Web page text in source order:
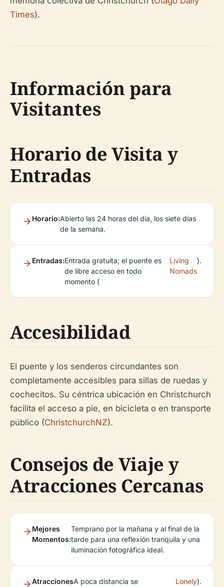
Times).
Información para
Visitantes
Horario de Visita y
Entradas
Horario:Abierto las 24 horas del día, los siete días
de la semana.
Entradas:Entrada gratuita; el puente es
de libre acceso en todo
momento (
Living
Nomads
).
Accesibilidad
El puente y los senderos circundantes son
completamente accesibles para sillas de ruedas y
cochecitos. Su céntrica ubicación en Christchurch
facilita el acceso a pie, en bicicleta o en transporte
público (ChristchurchNZ).
Consejos de Viaje y
Atracciones Cercanas
Mejores
Momentos:
Temprano por la mañana y al final de la
tarde para una reflexión tranquila y una
iluminación fotográfica ideal.
AtraccionesA poca distancia se
Lonely).